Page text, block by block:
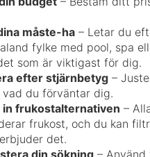
måste-ha – Letar du
fylke med pool, spa
som är viktigast för dig.
efter stjärnbetyg –
du förväntar dig.
in frukostalternativen –
frukost, och du kan
det.